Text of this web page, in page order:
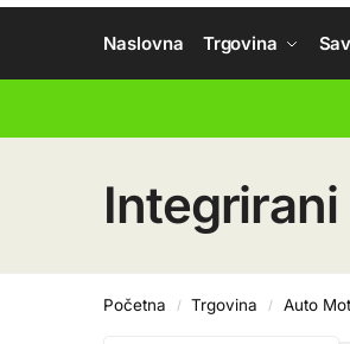
Naslovna Trgovina
Početna / Trgovina / Auto